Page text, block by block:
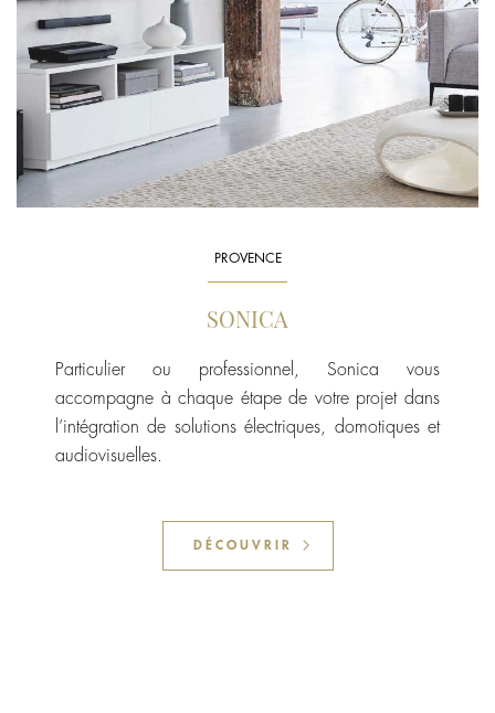
PROVENCE
SONICA
Particulier ou professionnel, Sonica vous
accompagne à chaque étape de votre projet dans
l’intégration de solutions électriques, domotiques et
audiovisuelles.
DÉCOUVRIR